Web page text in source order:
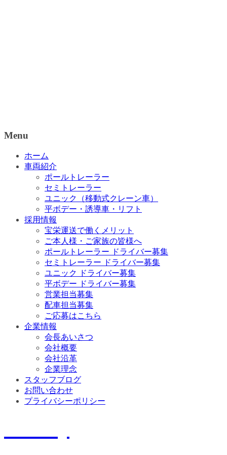
Menu
ホーム
車両紹介
ポールトレーラー
セミトレーラー
ユニック（移動式クレーン車）
平ボデー・誘導車・リフト
採用情報
宝栄運送で働くメリット
ご本人様・ご家族の皆様へ
ポールトレーラー ドライバー募集
セミトレーラー ドライバー募集
ユニック ドライバー募集
平ボデー ドライバー募集
営業担当募集
配車担当募集
ご応募はこちら
企業情報
会長あいさつ
会社概要
会社沿革
企業理念
スタッフブログ
お問い合わせ
プライバシーポリシー